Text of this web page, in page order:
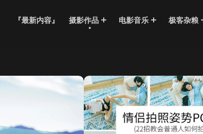
『最新内容』 摄影作品 电影音乐 极客杂粮